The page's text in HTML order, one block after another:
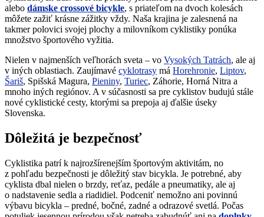
alebo dámske crossové bicykle, s priateľom na dvoch kolesách
môžete zažiť krásne zážitky vždy. Naša krajina je zalesnená na
takmer polovici svojej plochy a milovníkom cyklistiky ponúka
množstvo športového vyžitia.
Nielen v najmenších veľhorách sveta – vo Vysokých Tatrách, ale aj
v iných oblastiach. Zaujímavé cyklotrasy má Horehronie, Liptov,
Šariš, Spišská Magura, Pieniny, Turiec, Záhorie, Horná Nitra a
mnoho iných regiónov. A v súčasnosti sa pre cyklistov budujú stále
nové cyklistické cesty, ktorými sa prepoja aj ďalšie úseky
Slovenska.
Dôležitá je bezpečnosť
Cyklistika patrí k najrozšírenejším športovým aktivitám, no
z pohľadu bezpečnosti je dôležitý stav bicykla. Je potrebné, aby
cyklista dbal nielen o brzdy, reťaz, pedále a pneumatiky, ale aj
o nadstavenie sedla a riadidiel. Podceniť nemožno ani povinnú
výbavu bicykla – predné, bočné, zadné a odrazové svetlá. Počas